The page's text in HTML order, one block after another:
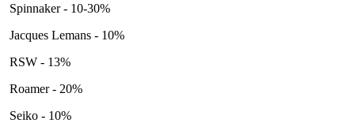
Spinnaker - 10-30%
Jacques Lemans - 10%
RSW - 13%
Roamer - 20%
Seiko - 10%